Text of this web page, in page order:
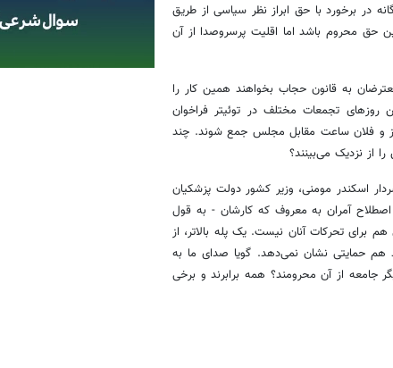
در برخورد با حق ابراز نظر سیاسی از طریق
حق محروم باشد اما اقلیت پرسروصدا از آن
به قانون حجاب بخواهند همین کار را
روزهای تجمعات مختلف در توئیتر فراخوان
و فلان ساعت مقابل مجلس جمع شوند. چند
از نزدیک می‌بینند؟
اسکندر مومنی، وزیر کشور دولت پزشکیان
آمران به معروف که کارشان - به قول
برای تحرکات آنان نیست. یک پله بالاتر، از
هم حمایتی نشان نمی‌دهد. گویا صدای ما به
جامعه از آن محرومند؟ همه برابرند و برخی